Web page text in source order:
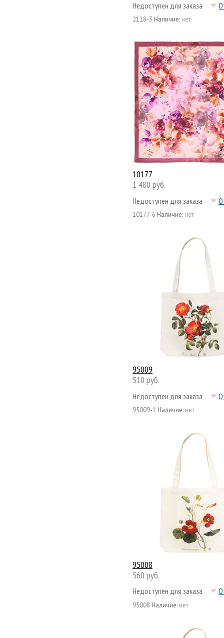
Недоступен для заказа
2118-3 Наличие: нет
10177
1 480 руб.
Недоступен для заказа
10177-6 Наличие: нет
95009
510 руб.
Недоступен для заказа
95009-1 Наличие: нет
95008
560 руб.
Недоступен для заказа
95008 Наличие: нет